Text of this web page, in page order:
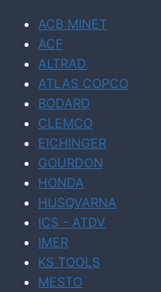
ACB MINET
ACF
ALTRAD
ATLAS COPCO
BODARD
CLEMCO
EICHINGER
GOURDON
HONDA
HUSQVARNA
ICS - ATDV
IMER
KS TOOLS
MESTO